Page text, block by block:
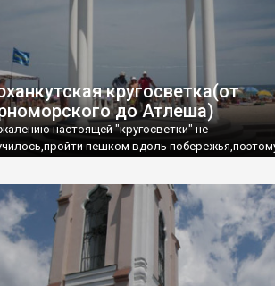
кругосветка(от
до Атлеша)
настоящей "кругосветки" не
пешком вдоль